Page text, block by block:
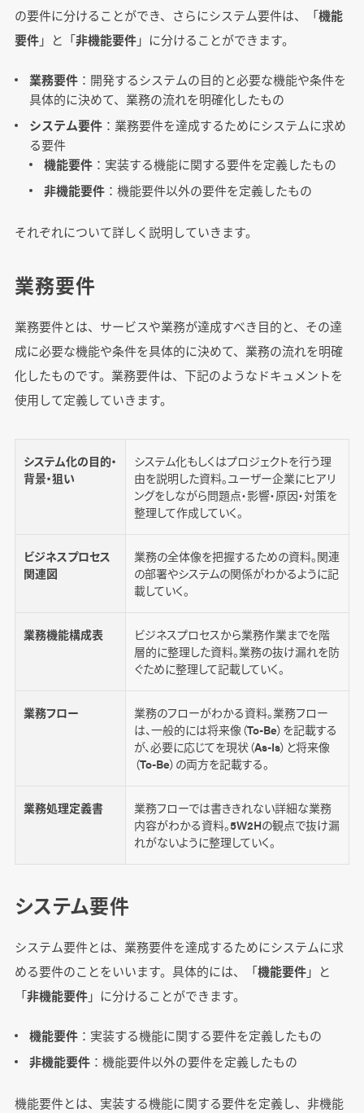
の要件に分けることができ、さらにシステム要件は、「機能
要件」と「非機能要件」に分けることができます。
業務要件：開発するシステムの目的と必要な機能や条件を
具体的に決めて、業務の流れを明確化したもの
システム要件：業務要件を達成するためにシステムに求め
る要件
機能要件：実装する機能に関する要件を定義したもの
非機能要件：機能要件以外の要件を定義したもの
それぞれについて詳しく説明していきます。
業務要件
業務要件とは、サービスや業務が達成すべき目的と、その達
成に必要な機能や条件を具体的に決めて、業務の流れを明確
化したものです。業務要件は、下記のようなドキュメントを
使用して定義していきます。
システム化の目的・
背景・狙い
システム化もしくはプロジェクトを行う理
由を説明した資料。ユーザー企業にヒアリ
ングをしながら問題点・影響・原因・対策を
整理して作成していく。
ビジネスプロセス
関連図
業務の全体像を把握するための資料。関連
の部署やシステムの関係がわかるように記
載していく。
業務機能構成表
ビジネスプロセスから業務作業までを階
層的に整理した資料。業務の抜け漏れを防
ぐために整理して記載していく。
業務フロー
業務のフローがわかる資料。業務フロー
は、一般的には将来像（To-Be）を記載する
が、必要に応じてを現状（As-Is）と将来像
（To-Be）の両方を記載する。
業務処理定義書
業務フローでは書ききれない詳細な業務
内容がわかる資料。5W2Hの観点で抜け漏
れがないように整理していく。
システム要件
システム要件とは、業務要件を達成するためにシステムに求
める要件のことをいいます。具体的には、「機能要件」と
「非機能要件」に分けることができます。
機能要件：実装する機能に関する要件を定義したもの
非機能要件：機能要件以外の要件を定義したもの
機能要件とは、実装する機能に関する要件を定義し、非機能